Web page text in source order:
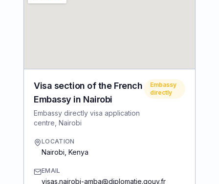
Visa section of the French
Embassy in Nairobi
Embassy directly visa application
centre, Nairobi
Embassy
directly
LOCATION
Nairobi Kenya
EMAIL
visas.nairobi-amba@diplomatie.gouv.fr